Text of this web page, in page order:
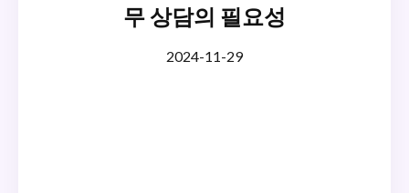
무 상담의 필요성
2024-11-29